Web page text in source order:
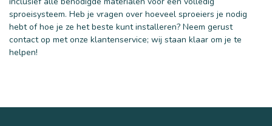
sproeisysteem. Heb je vragen over hoeveel sproeiers je nodig
hebt of hoe je ze het beste kunt installeren? Neem gerust
contact op met onze klantenservice; wij staan klaar om je te
helpen!
40 mm 50 mm